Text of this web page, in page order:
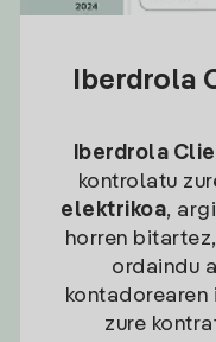
Iberdrola
Iberdrola
kontrolatu
elektrikoa,
horren
ordaindu
kontadorearen
zure